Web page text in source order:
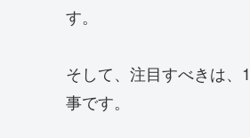
す。
そして、注目すべきは
事です。